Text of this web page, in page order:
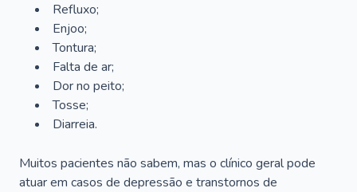
Refluxo;
Enjoo;
Tontura;
Falta de ar;
Dor no peito;
Tosse;
Diarreia.
Muitos pacientes não sabem, mas o clínico geral pode
atuar em casos de depressão e transtornos de